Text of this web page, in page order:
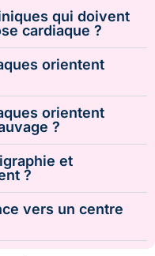
qui doivent
cardiaque ?
orientent
orientent
?
et
?
vers un centre